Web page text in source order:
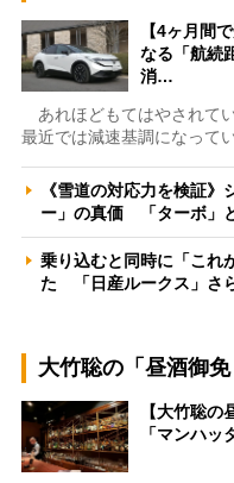
【4ヶ月間
なる「航続
消…
あれほどもてはやされて
最近では減速基調になって
《雪道の対応力を検証
ー」の真価 「ターボ」
乗り込むと同時に「これ
た 「日産ルークス」さ
大竹聡の「昼酒御免
【大竹聡の
「マンハ